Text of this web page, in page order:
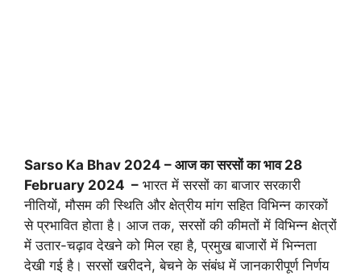
Sarso Ka Bhav 2024 – आज का सरसों का भाव 28
February 2024 – भारत में सरसों का बाजार सरकारी
नीतियों, मौसम की स्थिति और क्षेत्रीय मांग सहित विभिन्न कारकों
से प्रभावित होता है। आज तक, सरसों की कीमतों में विभिन्न क्षेत्रों
में उतार-चढ़ाव देखने को मिल रहा है, प्रमुख बाजारों में भिन्नता
देखी गई है। सरसों खरीदने, बेचने के संबंध में जानकारीपूर्ण निर्णय